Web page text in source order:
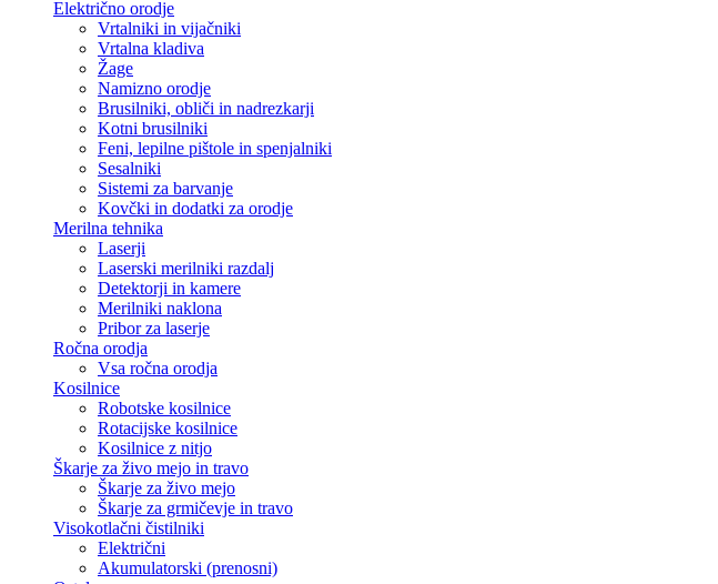
Električno orodje
Vrtalniki in vijačniki
Vrtalna kladiva
Žage
Namizno orodje
Brusilniki, obliči in nadrezkarji
Kotni brusilniki
Feni, lepilne pištole in spenjalniki
Sesalniki
Sistemi za barvanje
Kovčki in dodatki za orodje
Merilna tehnika
Laserji
Laserski merilniki razdalj
Detektorji in kamere
Merilniki naklona
Pribor za laserje
Ročna orodja
Vsa ročna orodja
Kosilnice
Robotske kosilnice
Rotacijske kosilnice
Kosilnice z nitjo
Škarje za živo mejo in travo
Škarje za živo mejo
Škarje za grmičevje in travo
Visokotlačni čistilniki
Električni
Akumulatorski (prenosni)